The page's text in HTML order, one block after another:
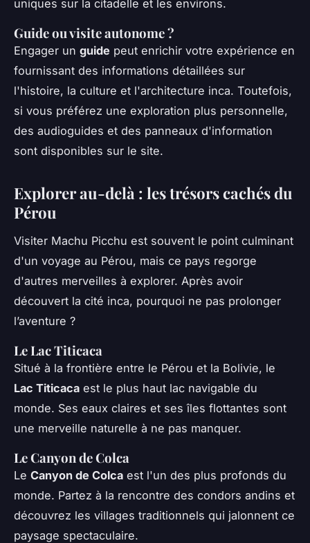
uniques sur la citadelle et les environs.
Guide ou visite autonome ?
Engager un guide peut enrichir votre expérience en
fournissant des informations détaillées sur
l'histoire, la culture et l'architecture inca. Toutefois,
si vous préférez une exploration plus personnelle,
des audioguides et des panneaux d'information
sont disponibles sur le site.
Explorer au-delà : les trésors cachés du
Pérou
Visiter Machu Picchu est souvent le point culminant
d'un voyage au Pérou, mais ce pays regorge
d'autres merveilles à explorer. Après avoir
découvert la cité inca, pourquoi ne pas prolonger
l’aventure ?
Le Lac Titicaca
Situé à la frontière entre le Pérou et la Bolivie, le
Lac Titicaca est le plus haut lac navigable du
monde. Ses eaux claires et ses îles flottantes sont
une merveille naturelle à ne pas manquer.
Le Canyon de Colca
Le Canyon de Colca est l'un des plus profonds du
monde. Partez à la rencontre des condors andins et
découvrez les villages traditionnels qui jalonnent ce
paysage spectaculaire.